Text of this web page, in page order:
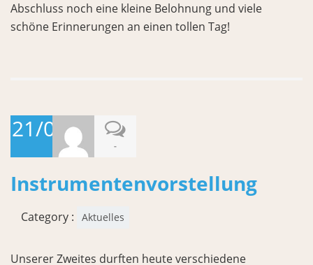
Abschluss noch eine kleine Belohnung und viele
schöne Erinnerungen an einen tollen Tag!
21/06/2026
-
Instrumentenvorstellung
Category : Aktuelles
Unserer Zweites durften heute verschiedene